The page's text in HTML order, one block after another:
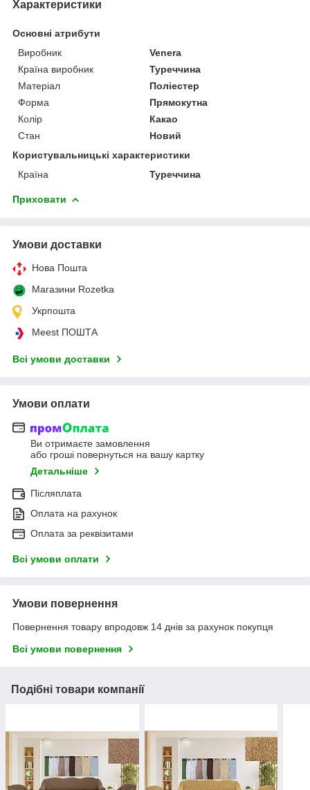
Характеристики
Основні атрибути
Виробник
Venera
Країна виробник
Туреччина
Матеріал
Поліестер
Форма
Прямокутна
Колір
Какао
Стан
Новий
Користувальницькі характеристики
Країна
Туреччина
Приховати
Умови доставки
Нова Пошта
Магазини Rozetka
Укрпошта
Meest ПОШТА
Всі умови доставки
Умови оплати
Ви отримаєте замовлення
або гроші повернуться на вашу картку
Детальніше
Післяплата
Оплата на рахунок
Оплата за реквізитами
Всі умови оплати
Умови повернення
Повернення товару впродовж 14 днів за рахунок покупця
Всі умови повернення
Подібні товари компанії